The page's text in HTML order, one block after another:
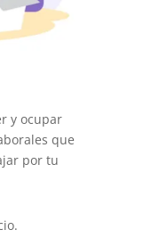
y ocupar
que
por tu